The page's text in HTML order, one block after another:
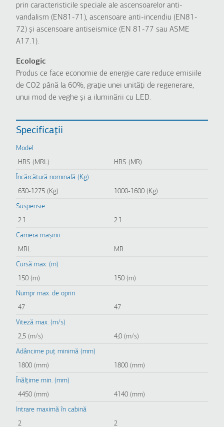
prin caracteristicile speciale ale ascensoarelor anti-
vandalism (EN81-71), ascensoare anti-incendiu (EN81-
72) şi ascensoare antiseismice (EN 81-77 sau ASME
A17.1).
Ecologic
Produs ce face economie de energie care reduce emisiile
de CO2 până la 60%, graţie unei unităţi de regenerare,
unui mod de veghe şi a iluminării cu LED.
Specificații
Model
HRS (MRL)
HRS (MR)
Încărcătură nominală (Kg)
630-1275 (Kg)
1000-1600 (Kg)
Suspensie
2:1
2:1
Camera mașinii
MRL
MR
Cursă max. (m)
150 (m)
150 (m)
Numpr max. de opriri
47
47
Viteză max. (m/s)
2,5 (m/s)
4,0 (m/s)
Adâncime puț minimă (mm)
1800 (mm)
1800 (mm)
Înălțime min. (mm)
4450 (mm)
4140 (mm)
Intrare maximă în cabină
2
2